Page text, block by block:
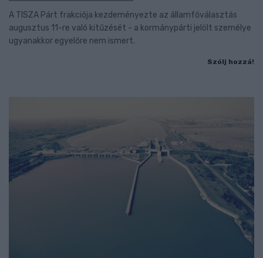
A TISZA Párt frakciója kezdeményezte az államfőválasztás
augusztus 11-re való kitűzését - a kormánypárti jelölt személye
ugyanakkor egyelőre nem ismert.
Szólj hozzá!